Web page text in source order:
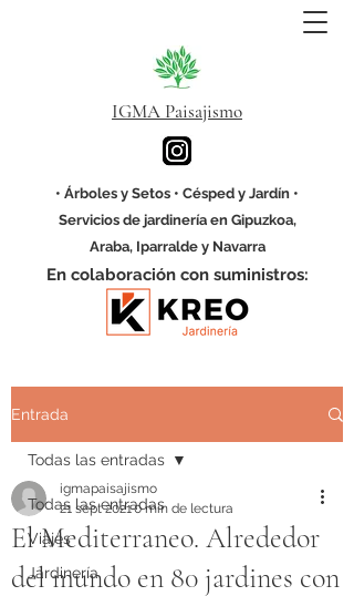
• Árboles y Setos • Césped y Jardín •
Servicios de jardinería en Gipuzkoa,
Araba, Iparralde y Navarra
En colaboración con suministros:
IGMA Paisajismo
Entrada
Todas las entradas
Viajes
Jardinería
Todas las entradas
El Mediterraneo. Alrededor
del mundo en 80 jardines con
igmapaisajismo
21 sept 20210 min de lectura